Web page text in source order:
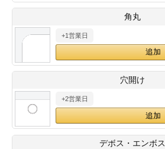
ード印刷
刷
印刷
印刷
形マル型
印刷
刷
14
15 16 17 18
19
26
30
・・休業日
角丸
+1営業日
穴開け
+2営業日
デボス・エンボス